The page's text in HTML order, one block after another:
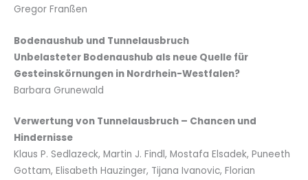
Gregor Franßen
Bodenaushub und Tunnelausbruch
Unbelasteter Bodenaushub als neue Quelle für
Gesteinskörnungen in Nordrhein-Westfalen?
Barbara Grunewald
Verwertung von Tunnelausbruch – Chancen und
Hindernisse
Klaus P. Sedlazeck, Martin J. Findl, Mostafa Elsadek, Puneeth
Gottam, Elisabeth Hauzinger, Tijana Ivanovic, Florian